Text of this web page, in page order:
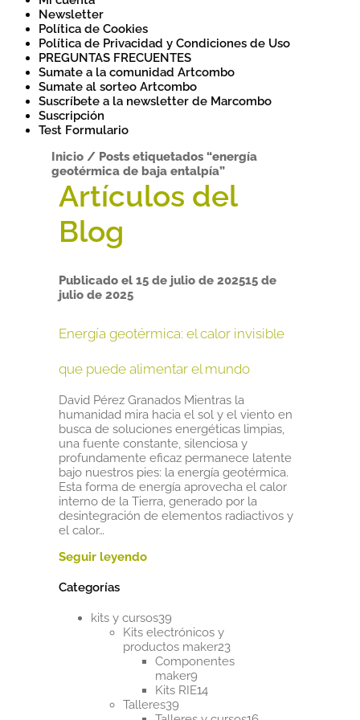
Newsletter
Política de Cookies
Política de Privacidad y Condiciones de Uso
PREGUNTAS FRECUENTES
Sumate a la comunidad Artcombo
Sumate al sorteo Artcombo
Suscríbete a la newsletter de Marcombo
Suscripción
Test Formulario
Inicio / Posts etiquetados “energía
geotérmica de baja entalpía”
Publicado el 15 de julio de 202515 de
julio de 2025
Energía geotérmica: el calor invisible
que puede alimentar el mundo
David Pérez Granados Mientras la
humanidad mira hacia el sol y el viento en
busca de soluciones energéticas limpias,
una fuente constante, silenciosa y
profundamente eficaz permanece latente
bajo nuestros pies: la energía geotérmica.
Esta forma de energía aprovecha el calor
interno de la Tierra, generado por la
desintegración de elementos radiactivos y
el calor…
Categorías
kits y cursos3939
productos
Kits electrónicos y
productos maker2323
productos
Componentes
maker99
productos
Kits RIE1414
Talleres3939